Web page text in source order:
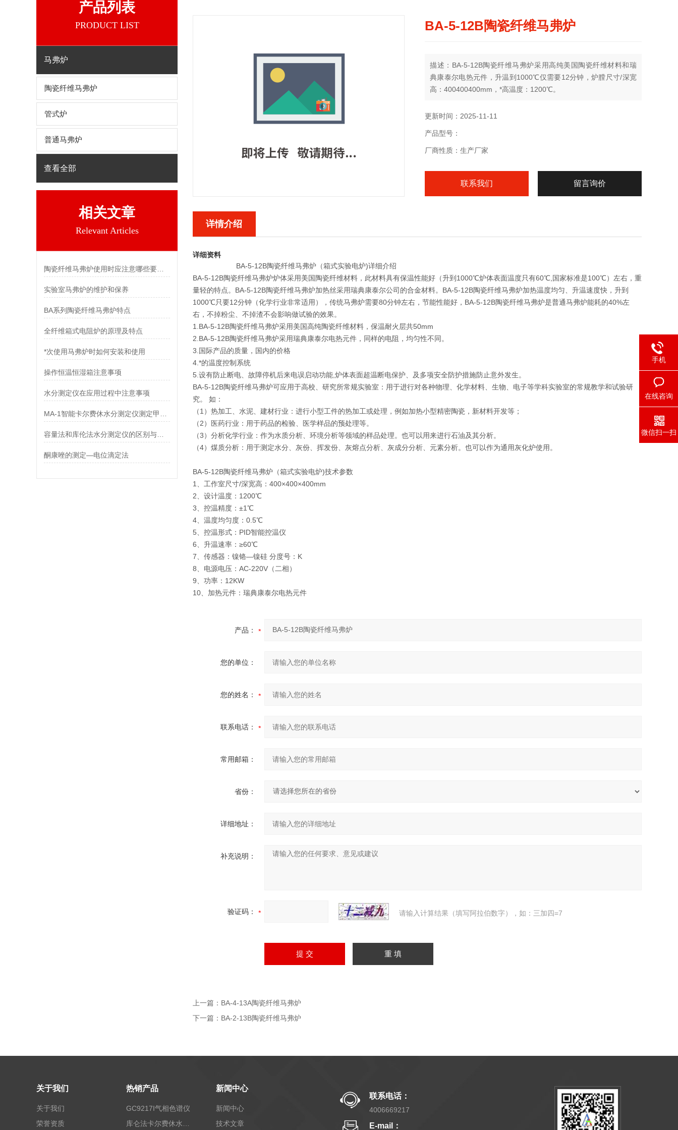
产品列表
PRODUCT LIST
马弗炉
陶瓷纤维马弗炉
管式炉
普通马弗炉
查看全部
相关文章
Relevant Articles
陶瓷纤维马弗炉使用时应注意哪些要点？
实验室马弗炉的维护和保养
BA系列陶瓷纤维马弗炉特点
全纤维箱式电阻炉的原理及特点
*次使用马弗炉时如何安装和使用
操作恒温恒湿箱注意事项
水分测定仪在应用过程中注意事项
容量法和库伦法水分测定仪的区别与差异
酮康唑的测定—电位滴定法
BA-5-12B陶瓷纤维马弗炉
描述：BA-5-12B陶瓷纤维马弗炉采用高纯美国陶瓷纤维材料和瑞
典康泰尔电热元件，升温到1000℃仅需要12分钟，炉膛尺寸/深宽
高：400400400mm，*高温度：1200℃。
更新时间：2025-11-11
产品型号：
厂商性质：生产厂家
联系我们 留言询价
详情介绍
详细资料
BA-5-12B陶瓷纤维马弗炉（箱式实验电炉)详细介绍
BA-5-12B陶瓷纤维马弗炉炉体采用美国陶瓷纤维材料，此材料具有保温性能好（升到1000℃炉体表面温度只有60℃,国家标准是100℃）左右，重
量轻的特点。BA-5-12B陶瓷纤维马弗炉加热丝采用瑞典康泰尔公司的合金材料。BA-5-12B陶瓷纤维马弗炉加热温度均匀、升温速度快，升到
1000℃只要12分钟（化学行业非常适用），传统马弗炉需要80分钟左右，节能性能好，BA-5-12B陶瓷纤维马弗炉是普通马弗炉能耗的40%左
右，不掉粉尘、不掉渣不会影响做试验的效果。
1.BA-5-12B陶瓷纤维马弗炉采用美国高纯陶瓷纤维材料，保温耐火层共50mm
2.BA-5-12B陶瓷纤维马弗炉采用瑞典康泰尔电热元件，同样的电阻，均匀性不同。
3.国际产品的质量，国内的价格
4.*的温度控制系统
5.设有防止断电、故障停机后来电误启动功能,炉体表面超温断电保护、及多项安全防护措施防止意外发生。
BA-5-12B陶瓷纤维马弗炉可应用于高校、研究所常规实验室：用于进行对各种物理、化学材料、生物、电子等学科实验室的常规教学和试验研
究。 如：
（1）热加工、水泥、建材行业：进行小型工件的热加工或处理，例如加热小型精密陶瓷，新材料开发等；
（2）医药行业：用于药品的检验、医学样品的预处理等。
（3）分析化学行业：作为水质分析、环境分析等领域的样品处理。也可以用来进行石油及其分析。
（4）煤质分析：用于测定水分、灰份、挥发份、灰熔点分析、灰成分分析、元素分析。也可以作为通用灰化炉使用。
BA-5-12B陶瓷纤维马弗炉（箱式实验电炉)技术参数
1、工作室尺寸/深宽高：400×400×400mm
2、设计温度：1200℃
3、控温精度：±1℃
4、温度均匀度：0.5℃
5、控温形式：PID智能控温仪
6、升温速率：≥60℃
7、传感器：镍铬—镍硅 分度号：K
8、电源电压：AC-220V（二相）
9、功率：12KW
10、加热元件：瑞典康泰尔电热元件
产品：
您的单位：
您的姓名：
联系电话：
常用邮箱：
省份：
详细地址：
补充说明：
验证码： 请输入计算结果（填写阿拉伯数字），如：三加四=7
上一篇： BA-4-13A陶瓷纤维马弗炉
下一篇： BA-2-13B陶瓷纤维马弗炉
关于我们
关于我们
荣誉资质
热销产品
GC9217I气相色谱仪
新闻中心
新闻中心
技术文章
联系电话：
4006669217
E-mail：
手机
在线咨询
微信扫一扫